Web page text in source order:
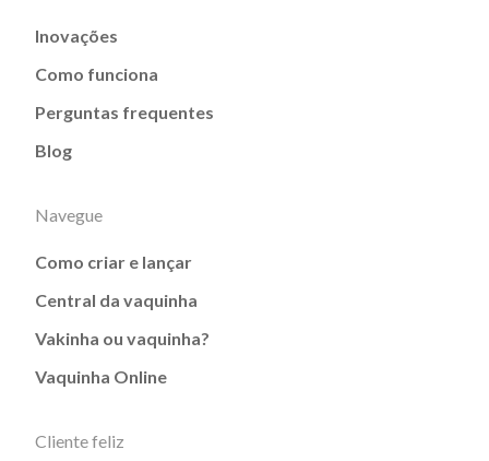
Inovações
Como funciona
Perguntas frequentes
Blog
Navegue
Como criar e lançar
Central da vaquinha
Vakinha ou vaquinha?
Vaquinha Online
Cliente feliz